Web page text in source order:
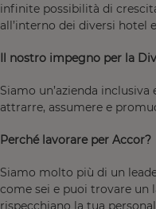
infinite possibilità di
all’interno dei diversi hotel
Il nostro impegno per la
Siamo un’azienda
attrarre, assumere e
Perché lavorare per Accor?
Siamo molto più di un
come sei e puoi trovare un
rispecchiano la tua